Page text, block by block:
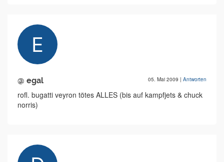
@ egal 05. Mai 2009 | Antworten
rofl. bugatti veyron tötes ALLES (bis auf kampfjets & chuck
norris)